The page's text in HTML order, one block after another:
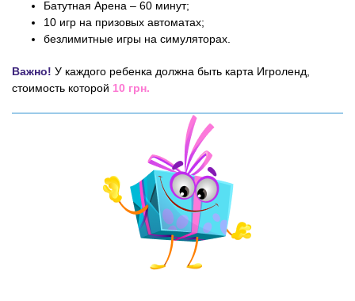
Батутная Арена – 60 минут;
10 игр на призовых автоматах;
безлимитные игры на симуляторах.
Важно! У каждого ребенка должна быть карта Игроленд,
стоимость которой 10 грн.